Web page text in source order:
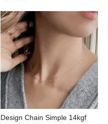
Design Chain Simple 14kgf